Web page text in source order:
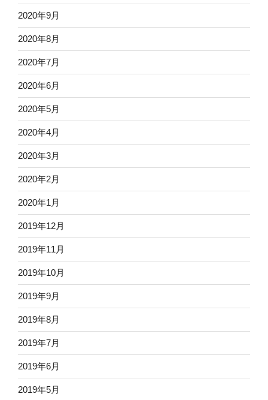
2020年9月
2020年8月
2020年7月
2020年6月
2020年5月
2020年4月
2020年3月
2020年2月
2020年1月
2019年12月
2019年11月
2019年10月
2019年9月
2019年8月
2019年7月
2019年6月
2019年5月